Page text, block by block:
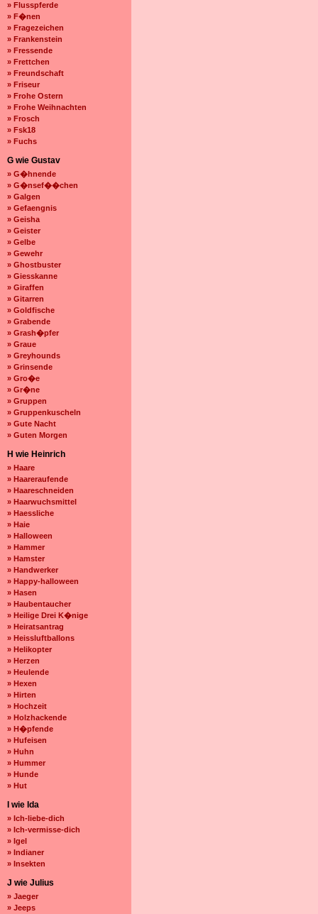
» Flusspferde
» F�nen
» Fragezeichen
» Frankenstein
» Fressende
» Frettchen
» Freundschaft
» Friseur
» Frohe Ostern
» Frohe Weihnachten
» Frosch
» Fsk18
» Fuchs
G wie Gustav
» G�hnende
» G�nsef��chen
» Galgen
» Gefaengnis
» Geisha
» Geister
» Gelbe
» Gewehr
» Ghostbuster
» Giesskanne
» Giraffen
» Gitarren
» Goldfische
» Grabende
» Grash�pfer
» Graue
» Greyhounds
» Grinsende
» Gro�e
» Gr�ne
» Gruppen
» Gruppenkuscheln
» Gute Nacht
» Guten Morgen
H wie Heinrich
» Haare
» Haareraufende
» Haareschneiden
» Haarwuchsmittel
» Haessliche
» Haie
» Halloween
» Hammer
» Hamster
» Handwerker
» Happy-halloween
» Hasen
» Haubentaucher
» Heilige Drei K�nige
» Heiratsantrag
» Heissluftballons
» Helikopter
» Herzen
» Heulende
» Hexen
» Hirten
» Hochzeit
» Holzhackende
» H�pfende
» Hufeisen
» Huhn
» Hummer
» Hunde
» Hut
I wie Ida
» Ich-liebe-dich
» Ich-vermisse-dich
» Igel
» Indianer
» Insekten
J wie Julius
» Jaeger
» Jeeps